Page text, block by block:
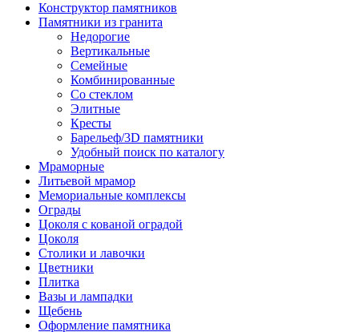
Конструктор памятников
Памятники из гранита
Недорогие
Вертикальные
Семейные
Комбинированные
Со стеклом
Элитные
Кресты
Барельеф/3D памятники
Удобный поиск по каталогу
Мраморные
Литьевой мрамор
Мемориальные комплексы
Ограды
Цоколя с кованой оградой
Цоколя
Столики и лавочки
Цветники
Плитка
Вазы и лампадки
Щебень
Оформление памятника